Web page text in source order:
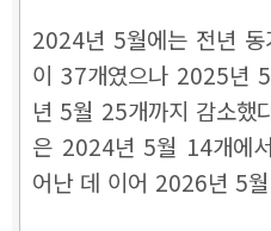
2024년 5월에는 전년
이 37개였으나 2025년
년 5월 25개까지 감소했
은 2024년 5월 14개에
어난 데 이어 2026년 5